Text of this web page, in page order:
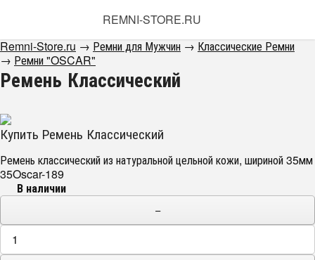
REMNI-STORE.RU
Remni-Store.ru → Ремни для Мужчин → Классические Ремни
→ Ремни "OSCAR"
Ремень Классический
Купить Ремень Классический
Ремень классический из натуральной цельной кожи, шириной 35мм
35Oscar-189
В наличии
−